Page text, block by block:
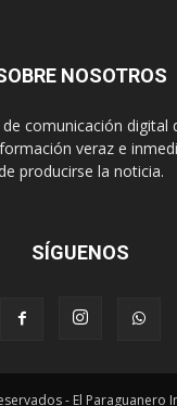
NOSOTROS
comunicación digital
veraz e
producirse la noticia.
SÍGUENOS
- El Paraguanero